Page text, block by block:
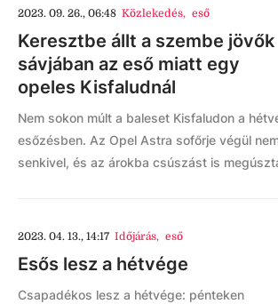
2023. 09. 26., 06:48 Közlekedés, eső
Keresztbe állt a szembe jövők
sávjában az eső miatt egy
opeles Kisfaludnál
Nem sokon múlt a baleset Kisfaludon a
esőzésben. Az Opel Astra sofőrje végül
senkivel, és az árokba csúszást is
2023. 04. 13., 14:17 Időjárás, eső
Esős lesz a hétvége
Csapadékos lesz a hétvége: pénteken